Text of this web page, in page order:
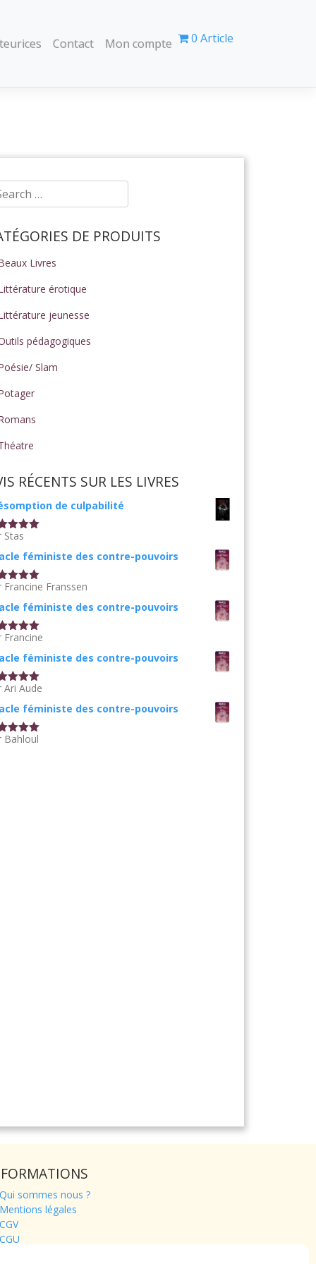
Contact Mon compte 0 Article
DE PRODUITS
Livres
érotique
jeunesse
pédagogiques
Slam
RÉCENTS SUR LES LIVRES
de culpabilité
5sur
Stas
féministe des contre-pouvoirs
5sur
Francine Franssen
féministe des contre-pouvoirs
5sur
Francine
féministe des contre-pouvoirs
5 sur
Ari Aude
féministe des contre-pouvoirs
5sur
Bahloul
Qui sommes nous ?
Mentions légales
CGV
CGU